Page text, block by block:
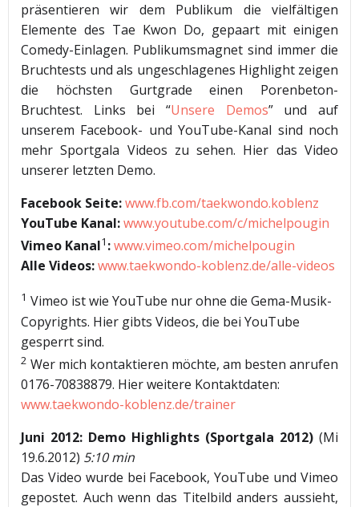
präsentieren wir dem Publikum die vielfältigen
Elemente des Tae Kwon Do, gepaart mit einigen
Comedy-Einlagen. Publikumsmagnet sind immer die
Bruchtests und als ungeschlagenes Highlight zeigen
die höchsten Gurtgrade einen Porenbeton-
Bruchtest. Links bei “Unsere Demos” und auf
unserem Facebook- und YouTube-Kanal sind noch
mehr Sportgala Videos zu sehen. Hier das Video
unserer letzten Demo.
Facebook Seite:www.fb.com/taekwondo.koblenz
YouTube Kanal:www.youtube.com/c/michelpougin
Vimeo Kanal1 :www.vimeo.com/michelpougin
Alle Videos:www.taekwondo-koblenz.de/alle-videos
1 Vimeo ist wie YouTube nur ohne die Gema-Musik-
Copyrights. Hier gibts Videos, die bei YouTube
gesperrt sind.
2 Wer mich kontaktieren möchte, am besten anrufen
0176-70838879. Hier weitere Kontaktdaten:
www.taekwondo-koblenz.de/trainer
Juni 2012: Demo Highlights (Sportgala 2012) (Mi
19.6.2012) 5:10 min
Das Video wurde bei Facebook, YouTube und Vimeo
gepostet. Auch wenn das Titelbild anders aussieht,